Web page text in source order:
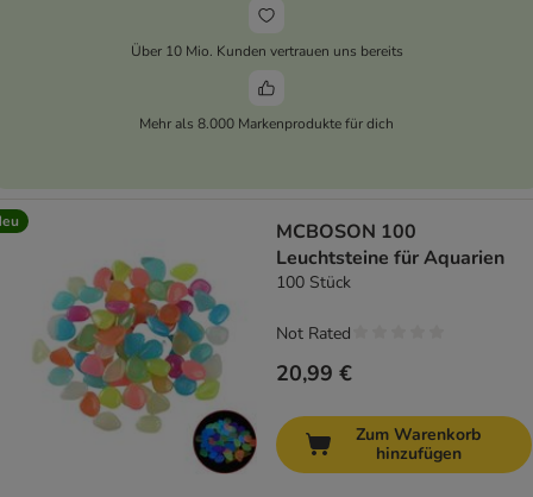
Über 10 Mio. Kunden vertrauen uns bereits
Mehr als 8.000 Markenprodukte für dich
MCBOSON 100
Leuchtsteine ​​für Aquarien
100 Stück
20,99 €
Not Rated
Zum Warenkorb
hinzufügen